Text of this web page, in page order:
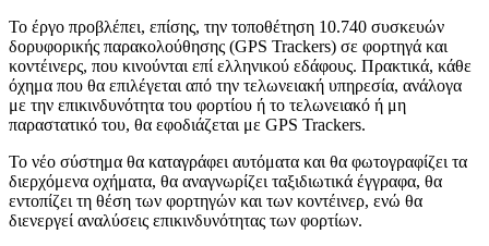
Το έργο προβλέπει, επίσης, την τοποθέτηση 10.740 συσκευών
δορυφορικής παρακολούθησης (GPS Trackers) σε φορτηγά και
κοντέινερς, που κινούνται επί ελληνικού εδάφους. Πρακτικά, κάθε
όχημα που θα επιλέγεται από την τελωνειακή υπηρεσία, ανάλογα
με την επικινδυνότητα του φορτίου ή το τελωνειακό ή μη
παραστατικό του, θα εφοδιάζεται με GPS Trackers.
Το νέο σύστημα θα καταγράφει αυτόματα και θα φωτογραφίζει τα
διερχόμενα οχήματα, θα αναγνωρίζει ταξιδιωτικά έγγραφα, θα
εντοπίζει τη θέση των φορτηγών και των κοντέινερ, ενώ θα
διενεργεί αναλύσεις επικινδυνότητας των φορτίων.